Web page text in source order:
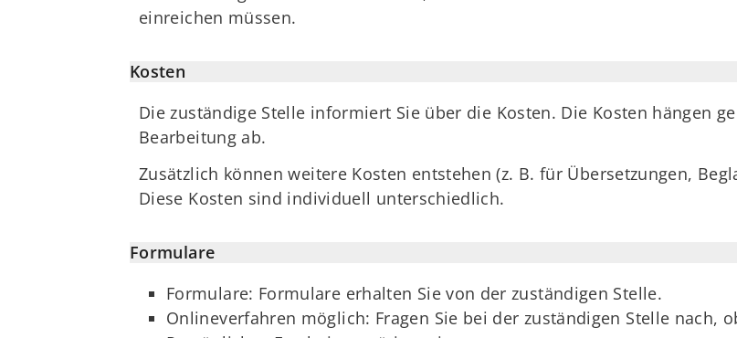
einreichen müssen.
Kosten
Die zuständige Stelle informiert Sie über die Kosten. Die Kosten hängen
Bearbeitung ab.
Zusätzlich können weitere Kosten entstehen (z. B. für Übersetzungen,
Diese Kosten sind individuell unterschiedlich.
Formulare
Formulare: Formulare erhalten Sie von der zuständigen Stelle.
Onlineverfahren möglich: Fragen Sie bei der zuständigen Stelle nach,